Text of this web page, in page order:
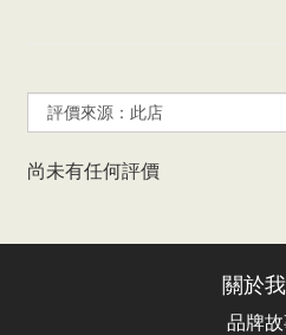
尚未有任何評價
關於
品牌